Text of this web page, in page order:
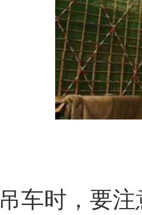
车时，要